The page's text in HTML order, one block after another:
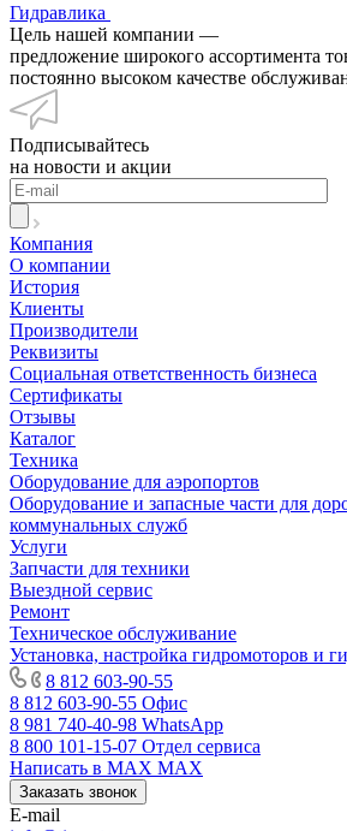
Гидравлика
Цель нашей компании —
предложение широкого ассортимента
постоянно высоком качестве
Подписывайтесь
на новости и акции
Компания
О компании
История
Клиенты
Производители
Реквизиты
Социальная ответственность бизнеса
Сертификаты
Отзывы
Каталог
Техника
Оборудование для аэропортов
Оборудование и запасные части для
коммунальных служб
Услуги
Запчасти для техники
Выездной сервис
Ремонт
Техническое обслуживание
Установка, настройка гидромоторов и
8 812 603-90-55
8 812 603-90-55 Офис
8 981 740-40-98 WhatsApp
8 800 101-15-07 Отдел сервиса
Написать в MAX MAX
Заказать звонок
E-mail